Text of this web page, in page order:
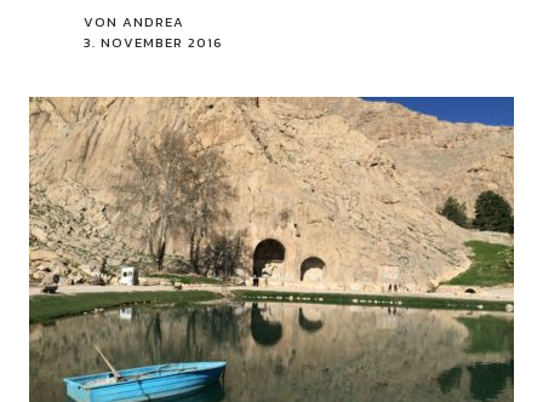
VON ANDREA
3. NOVEMBER 2016